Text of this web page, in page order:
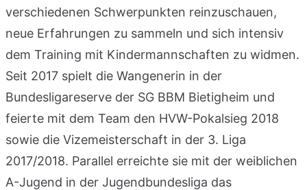
verschiedenen Schwerpunkten reinzuschauen,
neue Erfahrungen zu sammeln und sich intensiv
dem Training mit Kindermannschaften zu widmen.
Seit 2017 spielt die Wangenerin in der
Bundesligareserve der SG BBM Bietigheim und
feierte mit dem Team den HVW-Pokalsieg 2018
sowie die Vizemeisterschaft in der 3. Liga
2017/2018. Parallel erreichte sie mit der weiblichen
A-Jugend in der Jugendbundesliga das